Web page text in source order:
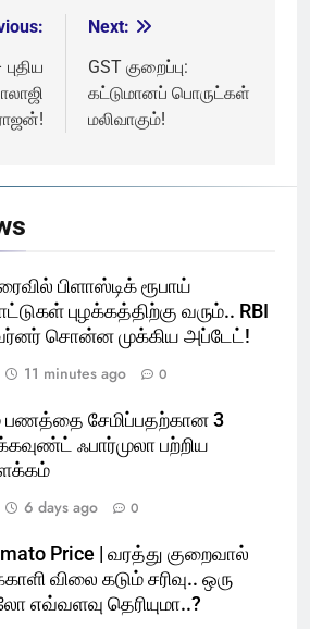
Next:
GST குறைப்பு:
கட்டுமானப் பொருட்கள்
மலிவாகும்!
பிளாஸ்டிக் ரூபாய்
புழக்கத்திற்கு வரும்.. RBI
சொன்ன முக்கிய அப்டேட்!
11 minutes ago
0
பணத்தை சேமிப்பதற்கான 3
ஃபார்முலா பற்றிய
6 days ago
0
Price | வரத்து குறைவால்
விலை கடும் சரிவு.. ஒரு
எவ்வளவு தெரியுமா..?